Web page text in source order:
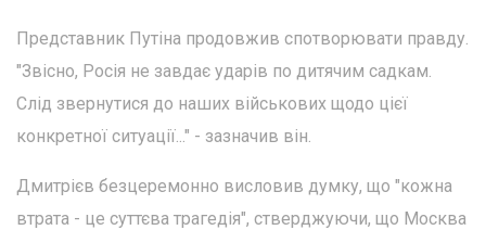
Представник Путіна продовжив спотворювати правду.
"Звісно, Росія не завдає ударів по дитячим садкам.
Слід звернутися до наших військових щодо цієї
конкретної ситуації..." - зазначив він.
Дмитрієв безцеремонно висловив думку, що "кожна
втрата - це суттєва трагедія", стверджуючи, що Москва